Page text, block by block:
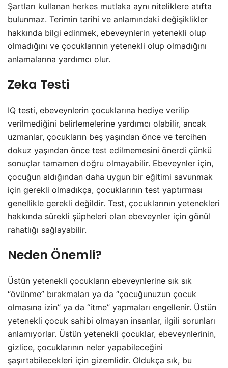
Şartları kullanan herkes mutlaka aynı niteliklere atıfta
bulunmaz. Terimin tarihi ve anlamındaki değişiklikler
hakkında bilgi edinmek, ebeveynlerin yetenekli olup
olmadığını ve çocuklarının yetenekli olup olmadığını
anlamalarına yardımcı olur.
Zeka Testi
IQ testi, ebeveynlerin çocuklarına hediye verilip
verilmediğini belirlemelerine yardımcı olabilir, ancak
uzmanlar, çocukların beş yaşından önce ve tercihen
dokuz yaşından önce test edilmemesini önerdi çünkü
sonuçlar tamamen doğru olmayabilir. Ebeveynler için,
çocuğun aldığından daha uygun bir eğitimi savunmak
için gerekli olmadıkça, çocuklarının test yaptırması
genellikle gerekli değildir. Test, çocuklarının yetenekleri
hakkında sürekli şüpheleri olan ebeveynler için gönül
rahatlığı sağlayabilir.
Neden Önemli?
Üstün yetenekli çocukların ebeveynlerine sık sık
“övünme” bırakmaları ya da “çocuğunuzun çocuk
olmasına izin” ya da “itme” yapmaları engellenir. Üstün
yetenekli çocuk sahibi olmayan insanlar, ilgili sorunları
anlamıyorlar. Üstün yetenekli çocuklar, ebeveynlerinin,
gizlice, çocuklarının neler yapabileceğini
şaşırtabilecekleri için gizemlidir. Oldukça sık, bu